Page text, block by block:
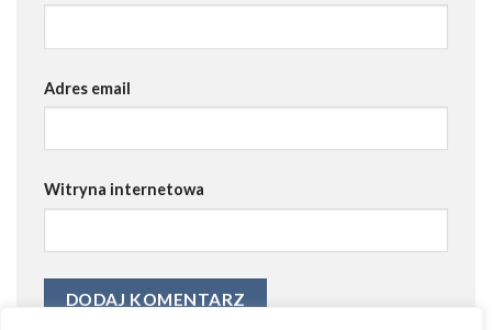
Adres email
Witryna internetowa